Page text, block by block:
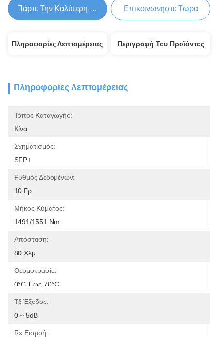
Πάρτε Την Καλύτερη Τιμή Επικοινωνήστε Τώρα
Πληροφορίες Λεπτομέρειας Περιγραφή Του Προϊόντος
Πληροφορίες Λεπτομέρειας
Τόπος Καταγωγής:
Κίνα
Σχηματισμός:
SFP+
Ρυθμός Δεδομένων:
10 Γρ
Μήκος Κύματος:
1491/1551 Nm
Απόσταση:
80 Χλμ
Θερμοκρασία:
0°C Έως 70°C
Τξ Έξοδος:
0 ~ 5dB
Rx Εισροή: